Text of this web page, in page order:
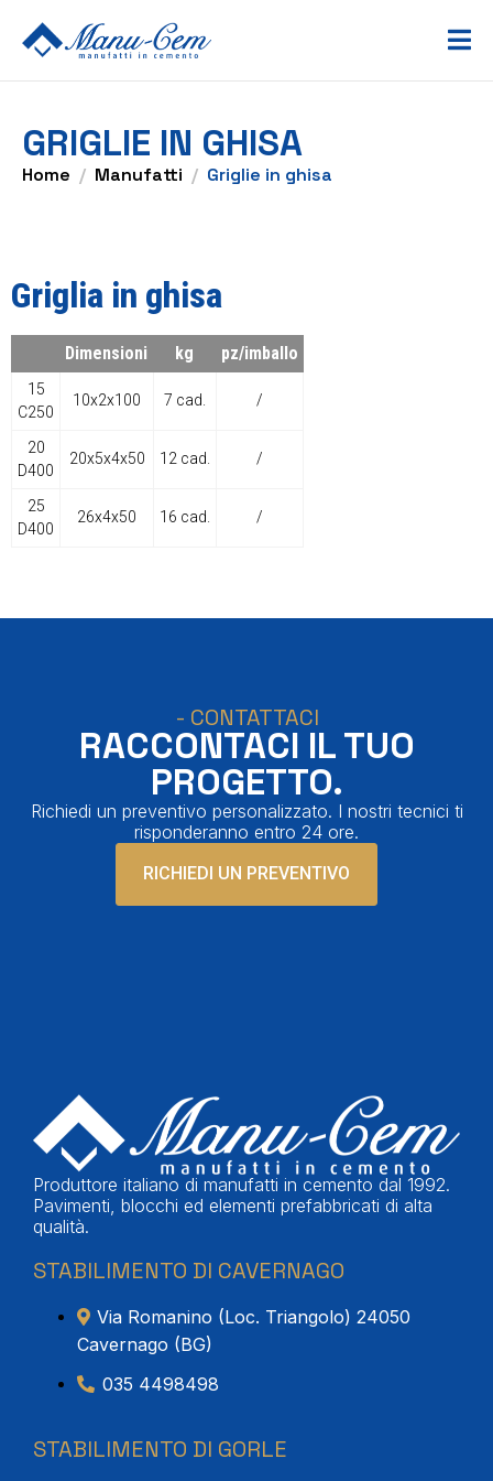
GRIGLIE IN GHISA
Home Manufatti Griglie in ghisa
Griglia in ghisa
Dimensioni kg pz/imballo
15
C250
10x2x100 7 cad. /
20
D400
20x5x4x50 12 cad. /
25
D400
26x4x50 16 cad. /
- CONTATTACI
RACCONTACI IL TUO
PROGETTO.
Richiedi un preventivo personalizzato. I nostri tecnici ti
risponderanno entro 24 ore.
RICHIEDI UN PREVENTIVO
Produttore italiano di manufatti in cemento dal 1992.
Pavimenti, blocchi ed elementi prefabbricati di alta
qualità.
STABILIMENTO DI CAVERNAGO
Via Romanino (Loc. Triangolo) 24050
Cavernago (BG)
035 4498498
STABILIMENTO DI GORLE